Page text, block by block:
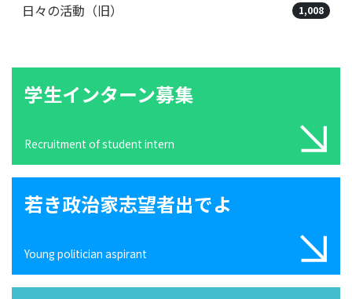
日々の活動（旧） 1,008
学生インターン募集
Recruitment of student intern
若き政治家志望者出でよ
Young politician aspirant